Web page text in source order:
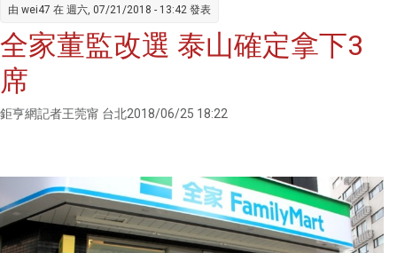
由 wei47 在 週六, 07/21/2018 - 13:42 發表
全家董監改選 泰山確定拿下3
席
鉅亨網記者王莞甯 台北2018/06/25 18:22